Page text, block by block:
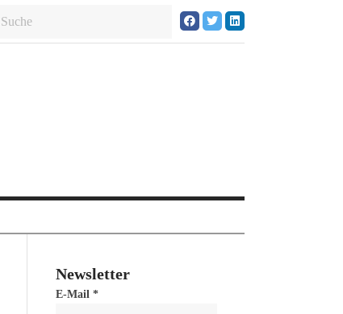
Newsletter
E-Mail *